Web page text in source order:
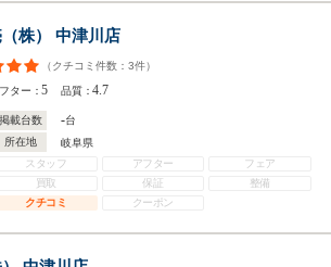
株） 中津川店
（クチコミ件数： 3件）
ター：5 品質：4.7
掲載台数 -台
所在地
岐阜県
スタッフ
アフター
フェア
買取
保証
整備
クチコミ
クーポン